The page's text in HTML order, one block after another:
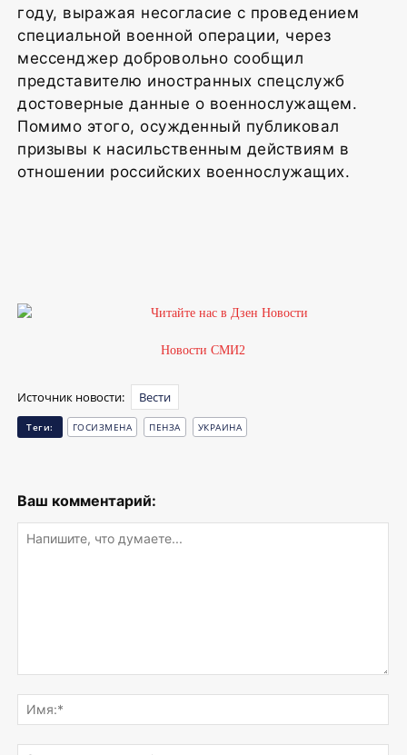
году, выражая несогласие с проведением
специальной военной операции, через
мессенджер добровольно сообщил
представителю иностранных спецслужб
достоверные данные о военнослужащем.
Помимо этого, осужденный публиковал
призывы к насильственным действиям в
отношении российских военнослужащих.
Новости СМИ2
Источник новости: Вести
Теги: ГОСИЗМЕНА ПЕНЗА УКРАИНА
Ваш комментарий:
что
думаете...